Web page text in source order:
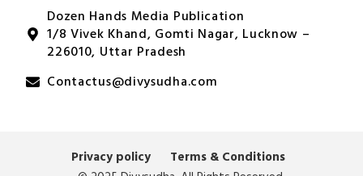
Dozen Hands Media Publication
1/8 Vivek Khand, Gomti Nagar, Lucknow –
226010, Uttar Pradesh
Contactus@divysudha.com
Privacy policy
Terms & Conditions